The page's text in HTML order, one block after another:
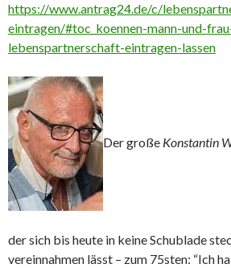
https://www.antrag24.de/c/
eintragen/#toc_koennen-mann-und-
lebenspartnerschaft-eintragen-lassen
Der große Konstantin
der sich bis heute in keine Schublade
vereinnahmen lässt – zum 75sten: “Ich